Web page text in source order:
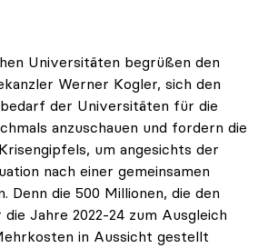
Universitäten begrüßen den
Werner Kogler, sich den
der Universitäten für die
anzuschauen und fordern die
um angesichts der
nach einer gemeinsamen
Denn die 500 Millionen, die den
Jahre 2022-24 zum Ausgleich
in Aussicht gestellt